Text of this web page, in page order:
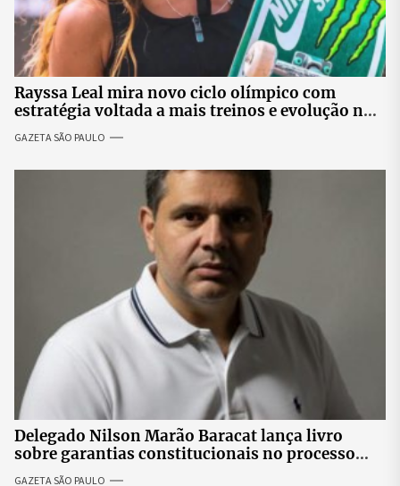
Rayssa Leal mira novo ciclo olímpico com
estratégia voltada a mais treinos e evolução no
skate
GAZETA SÃO PAULO
Delegado Nilson Marão Baracat lança livro
sobre garantias constitucionais no processo
penal brasileiro
GAZETA SÃO PAULO